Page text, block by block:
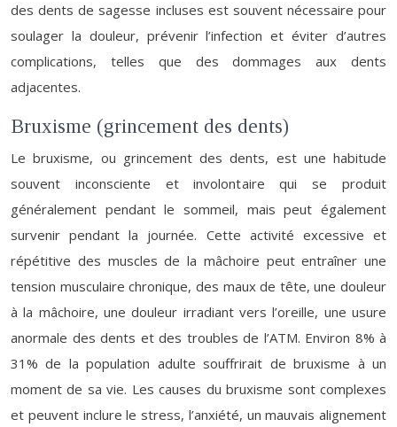
des dents de sagesse incluses est souvent nécessaire pour
soulager la douleur, prévenir l’infection et éviter d’autres
complications, telles que des dommages aux dents
adjacentes.
Bruxisme (grincement des dents)
Le bruxisme, ou grincement des dents, est une habitude
souvent inconsciente et involontaire qui se produit
généralement pendant le sommeil, mais peut également
survenir pendant la journée. Cette activité excessive et
répétitive des muscles de la mâchoire peut entraîner une
tension musculaire chronique, des maux de tête, une douleur
à la mâchoire, une douleur irradiant vers l’oreille, une usure
anormale des dents et des troubles de l’ATM. Environ 8% à
31% de la population adulte souffrirait de bruxisme à un
moment de sa vie. Les causes du bruxisme sont complexes
et peuvent inclure le stress, l’anxiété, un mauvais alignement